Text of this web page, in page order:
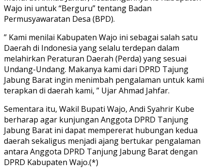
Wajo ini untuk “Berguru” tentang Badan
Permusyawaratan Desa (BPD).
” Kami menilai Kabupaten Wajo ini sebagai salah satu
Daerah di Indonesia yang selalu terdepan dalam
melahirkan Peraturan Daerah (Perda) yang sesuai
Undang-Undang. Makanya kami dari DPRD Tajung
Jabung Barat ingin menimbah pengalaman untuk kami
terapkan di daerah kami, ” Ujar Ahmad Jahfar.
Sementara itu, Wakil Bupati Wajo, Andi Syahrir Kube
berharap agar kunjungan Anggota DPRD Tanjung
Jabung Barat ini dapat mempererat hubungan kedua
daerah sekaligus menjadi ajang bertukar pengalaman
antara Anggota DPRD Tanjung Jabung Barat dengan
DPRD Kabupaten Wajo.(*)